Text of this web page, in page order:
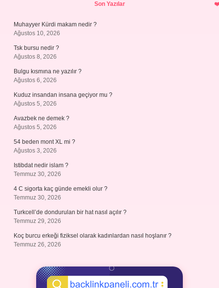
Son Yazılar
Muhayyer Kürdi makam nedir ?
Ağustos 10, 2026
Tsk bursu nedir ?
Ağustos 8, 2026
Bulgu kısmına ne yazılır ?
Ağustos 6, 2026
Kuduz insandan insana geçiyor mu ?
Ağustos 5, 2026
Avazbek ne demek ?
Ağustos 5, 2026
54 beden mont XL mi ?
Ağustos 3, 2026
Istibdat nedir islam ?
Temmuz 30, 2026
4 C sigorta kaç günde emekli olur ?
Temmuz 30, 2026
Turkcell’de dondurulan bir hat nasıl açılır ?
Temmuz 29, 2026
Koç burcu erkeği fiziksel olarak kadınlardan nasıl hoşlanır ?
Temmuz 26, 2026